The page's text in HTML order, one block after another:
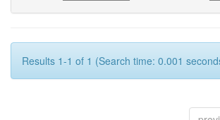
Results 1-1 of 1 (Search time: 0.001